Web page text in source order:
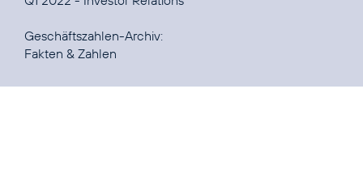
Fakten & Zahlen